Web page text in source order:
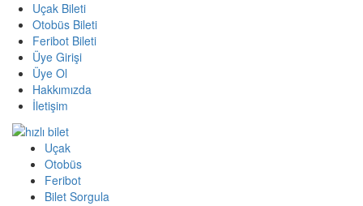
Uçak Bileti
Otobüs Bileti
Feribot Bileti
Üye Girişi
Üye Ol
Hakkımızda
İletişim
Uçak
Otobüs
Feribot
Bilet Sorgula